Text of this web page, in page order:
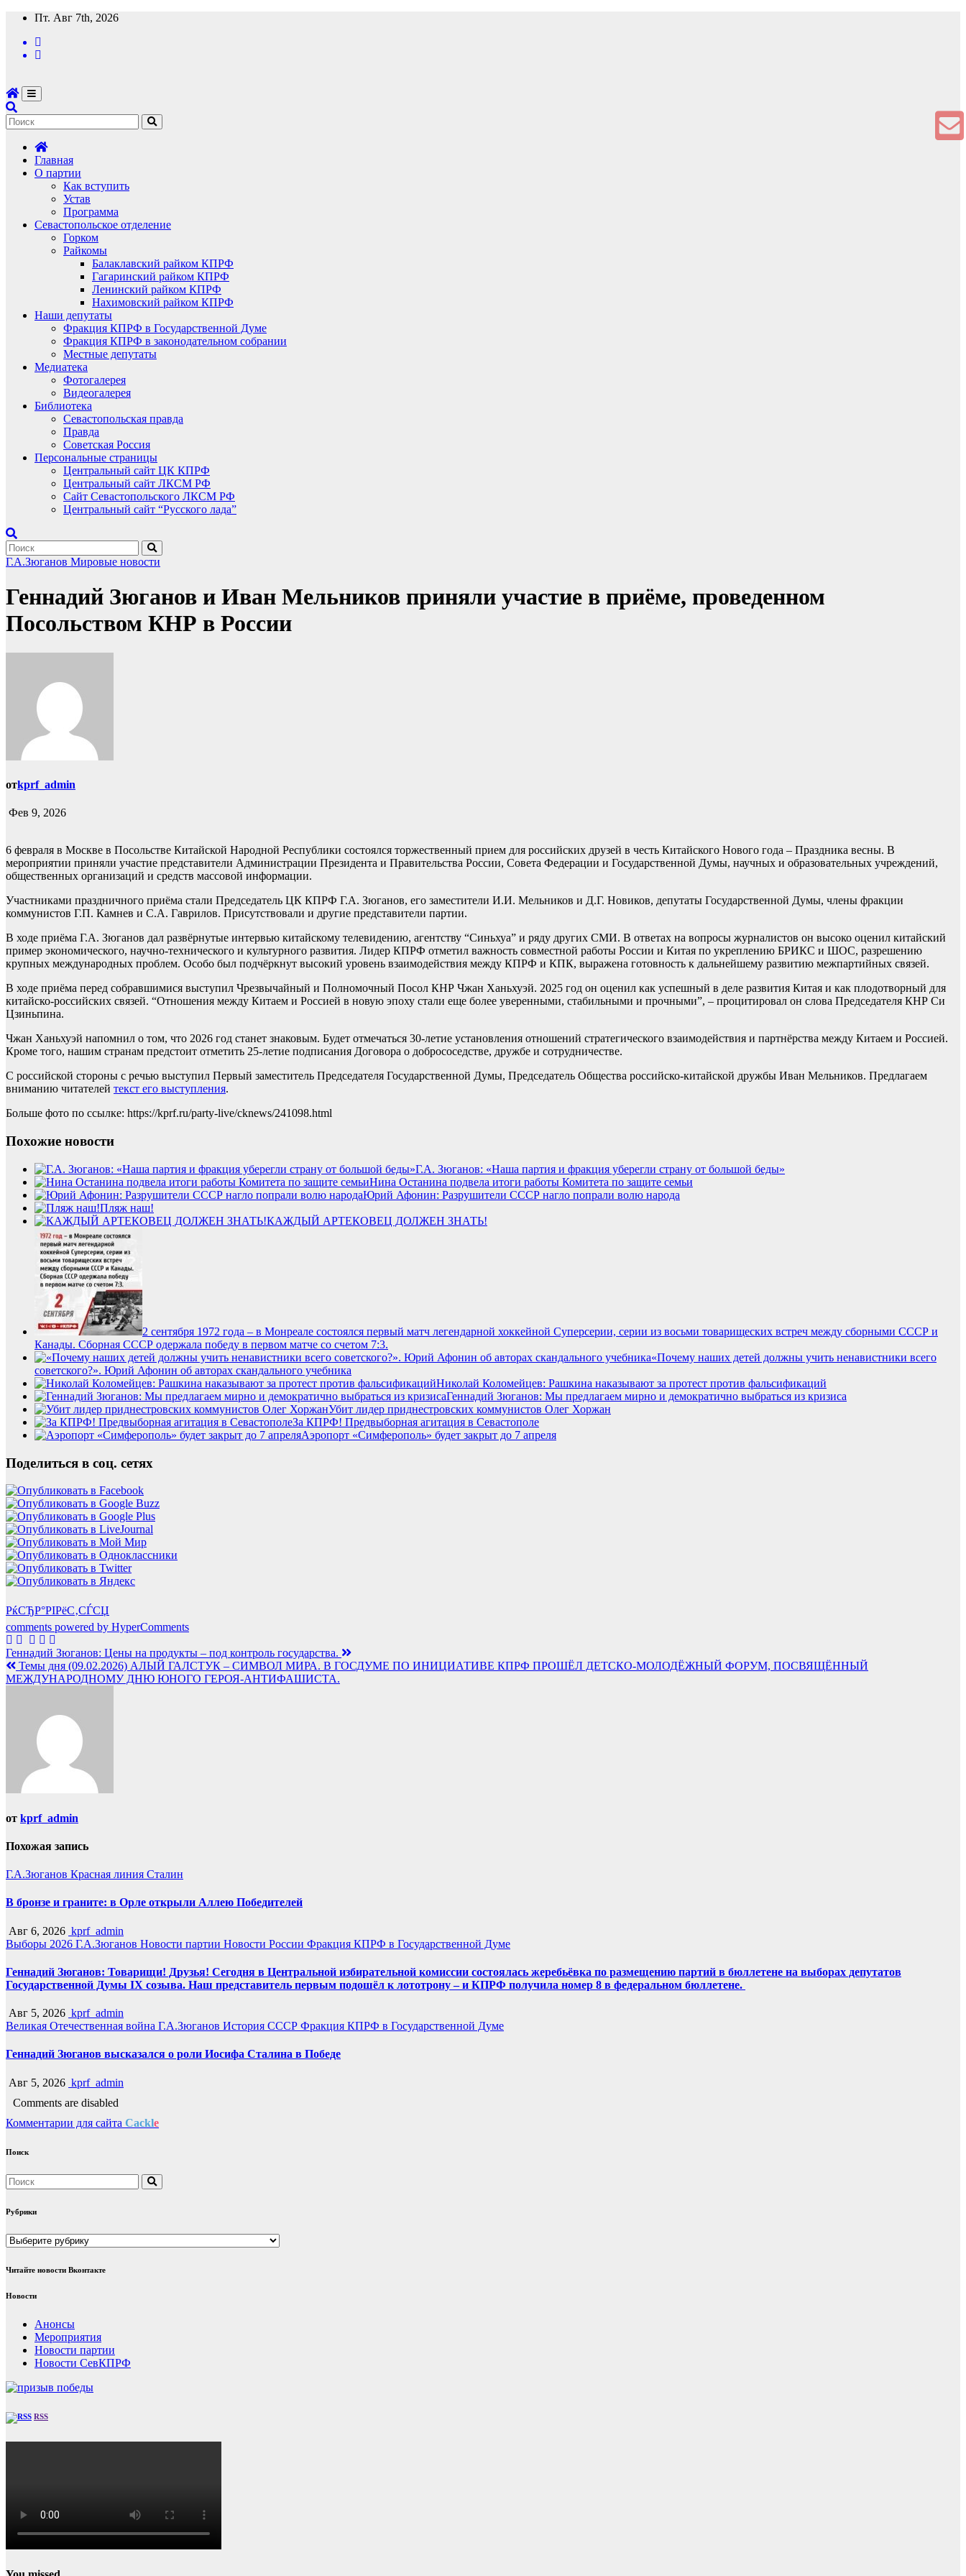
Перейти
содержимому
Пт. Авг 7th, 2026
Главная
О партии
Как вступить
Устав
Программа
Севастопольское отделение
Горком
Райкомы
Балаклавский райком КПРФ
Гагаринский райком КПРФ
Ленинский райком КПРФ
Нахимовский райком КПРФ
Наши депутаты
Фракция КПРФ в Государственной Думе
Фракция КПРФ в законодательном собрании
Местные депутаты
Медиатека
Фотогалерея
Видеогалерея
Библиотека
Севастопольская правда
Правда
Советская Россия
Персональные страницы
Центральный сайт ЦК КПРФ
Центральный сайт ЛКСМ РФ
Сайт Севастопольского ЛКСМ РФ
Центральный сайт “Русского лада”
Г.А.Зюганов Мировые новости
Геннадий Зюганов и Иван Мельников приняли участие в приёме, проведенном
Посольством КНР в России
отkprf_admin
Фев 9, 2026
6 февраля в Москве в Посольстве Китайской Народной Республики состоялся торжественный прием для российских друзей в честь Китайского Нового года – Праздника весны. В
мероприятии приняли участие представители Администрации Президента и Правительства России, Совета Федерации и Государственной Думы, научных и образовательных учреждений,
общественных организаций и средств массовой информации.
Участниками праздничного приёма стали Председатель ЦК КПРФ Г.А. Зюганов, его заместители И.И. Мельников и Д.Г. Новиков, депутаты Государственной Думы, члены фракции
коммунистов Г.П. Камнев и С.А. Гаврилов. Присутствовали и другие представители партии.
В ходе приёма Г.А. Зюганов дал развёрнутые интервью китайскому телевидению, агентству “Синьхуа” и ряду других СМИ. В ответах на вопросы журналистов он высоко оценил китайский
пример экономического, научно-технического и культурного развития. Лидер КПРФ отметил важность совместной работы России и Китая по укреплению БРИКС и ШОС, разрешению
крупных международных проблем. Особо был подчёркнут высокий уровень взаимодействия между КПРФ и КПК, выражена готовность к дальнейшему развитию межпартийных связей.
В ходе приёма перед собравшимися выступил Чрезвычайный и Полномочный Посол КНР Чжан Ханьхуэй. 2025 год он оценил как успешный в деле развития Китая и как плодотворный для
китайско-российских связей. “Отношения между Китаем и Россией в новую эпоху стали еще более уверенными, стабильными и прочными”, – процитировал он слова Председателя КНР Си
Цзиньпина.
Чжан Ханьхуэй напомнил о том, что 2026 год станет знаковым. Будет отмечаться 30-летие установления отношений стратегического взаимодействия и партнёрства между Китаем и Россией.
Кроме того, нашим странам предстоит отметить 25-летие подписания Договора о добрососедстве, дружбе и сотрудничестве.
С российской стороны с речью выступил Первый заместитель Председателя Государственной Думы, Председатель Общества российско-китайской дружбы Иван Мельников. Предлагаем
вниманию читателей текст его выступления.
Больше фото по ссылке: https://kprf.ru/party-live/cknews/241098.html
Похожие новости
Г.А. Зюганов: «Наша партия и фракция уберегли страну от большой беды»
Нина Останина подвела итоги работы Комитета по защите семьи
Юрий Афонин: Разрушители СССР нагло попрали волю народа
Пляж наш!
КАЖДЫЙ АРТЕКОВЕЦ ДОЛЖЕН ЗНАТЬ!
2 сентября 1972 года – в Монреале состоялся первый матч легендарной хоккейной Суперсерии, серии из восьми товарищеских встреч между сборными СССР и
Канады. Сборная СССР одержала победу в первом матче со счетом 7:3.
«Почему наших детей должны учить ненавистники всего
советского?». Юрий Афонин об авторах скандального учебника
Николай Коломейцев: Рашкина наказывают за протест против фальсификаций
Геннадий Зюганов: Мы предлагаем мирно и демократично выбраться из кризиса
Убит лидер приднестровских коммунистов Олег Хоржан
За КПРФ! Предвыборная агитация в Севастополе
Аэропорт «Симферополь» будет закрыт до 7 апреля
Поделиться в соц. сетях
РќСЂР°РІРёС‚СЃСЏ
comments powered by HyperComments
Навигация
по
Геннадий Зюганов: Цены на продукты – под контроль государства.
Темы дня (09.02.2026) АЛЫЙ ГАЛСТУК – СИМВОЛ МИРА. В ГОСДУМЕ ПО ИНИЦИАТИВЕ КПРФ ПРОШЁЛ ДЕТСКО-МОЛОДЁЖНЫЙ ФОРУМ, ПОСВЯЩЁННЫЙ
МЕЖДУНАРОДНОМУ ДНЮ ЮНОГО ГЕРОЯ-АНТИФАШИСТА.
от kprf_admin
Похожая запись
Г.А.Зюганов Красная линия Сталин
В бронзе и граните: в Орле открыли Аллею Победителей
Авг 6, 2026 kprf_admin
Выборы 2026 Г.А.Зюганов Новости партии Новости России Фракция КПРФ в Государственной Думе
Геннадий Зюганов: Товарищи! Друзья! Сегодня в Центральной избирательной комиссии состоялась жеребьёвка по размещению партий в бюллетене на выборах депутатов
Государственной Думы IX созыва. Наш представитель первым подошёл к лототрону – и КПРФ получила номер 8 в федеральном бюллетене.
Авг 5, 2026 kprf_admin
Великая Отечественная война Г.А.Зюганов История СССР Фракция КПРФ в Государственной Думе
Геннадий Зюганов высказался о роли Иосифа Сталина в Победе
Авг 5, 2026 kprf_admin
Comments are disabled
Комментарии для сайта Cackle
Поиск
Рубрики
Рубрики
Читайте новости Вконтакте
Новости
Анонсы
Мероприятия
Новости партии
Новости СевКПРФ
RSS